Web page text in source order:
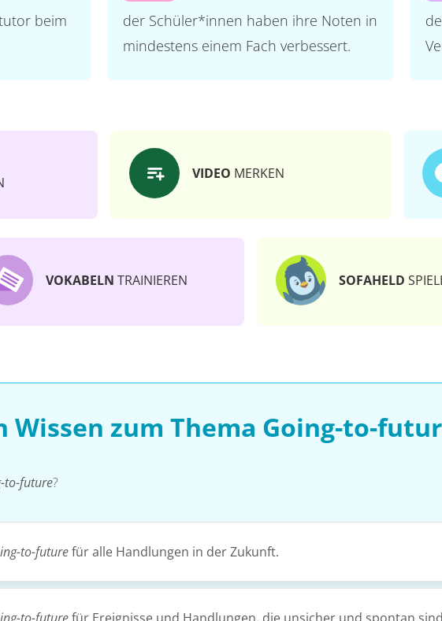
beim
der Schüler*innen haben ihre Noten in
mindestens einem Fach verbessert.
VIDEO MERKEN
VOKABELN TRAINIEREN SOFAHELD
Wissen zum Thema Going-to-
to-future?
to-futurefür alle Handlungen in der Zukunft.